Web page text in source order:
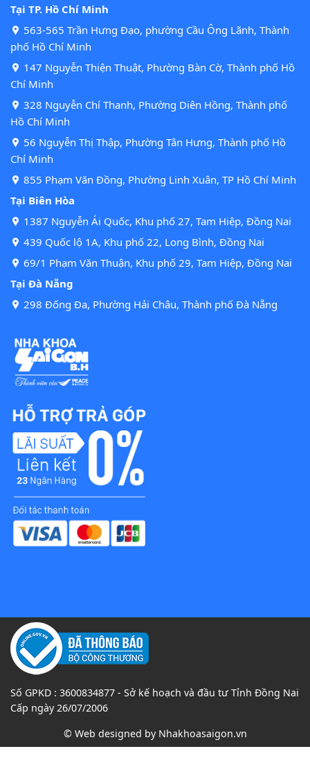
Tại TP. Hồ Chí Minh
563-565 Trần Hưng Đạo, phường Cầu Ông Lãnh, Thành
phố Hồ Chí Minh
147 Nguyễn Thiện Thuật, Phường Bàn Cờ, Thành phố Hồ
Chí Minh
328 Nguyễn Chí Thanh, Phường Diên Hồng, Thành phố
Hồ Chí Minh
56 Nguyễn Thị Thập, Phường Tân Hưng, Thành phố Hồ
Chí Minh
855 Phạm Văn Đồng, Phường Linh Xuân, TP Hồ Chí Minh
Tại Biên Hòa
1387 Nguyễn Ái Quốc, Khu phố 27, Tam Hiệp, Đồng Nai
439 Quốc lộ 1A, Khu phố 22, Long Bình, Đồng Nai
69/1 Phạm Văn Thuận, Khu phố 29, Tam Hiệp, Đồng Nai
Tại Đà Nẵng
298 Đống Đa, Phường Hải Châu, Thành phố Đà Nẵng
Số GPKD : 3600834877 - Sở kế hoạch và đầu tư Tỉnh Đồng Nai
Cấp ngày 26/07/2006
© Web designed by Nhakhoasaigon.vn